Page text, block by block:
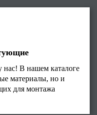
нас! В нашем каталоге
материалы, но и
для монтажа